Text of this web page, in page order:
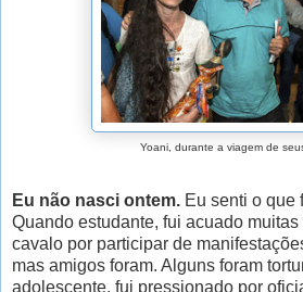
Yoani, durante a viagem de
Eu não nasci ontem. Eu senti o que
Quando estudante, fui acuado
cavalo por participar de
mas amigos foram. Alguns foram
adolescente, fui pressionado por